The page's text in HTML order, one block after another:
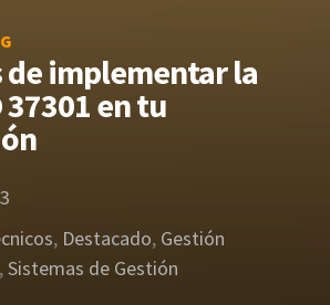
de implementar la
en tu
, Destacado, Gestión
,Sistemas de Gestión